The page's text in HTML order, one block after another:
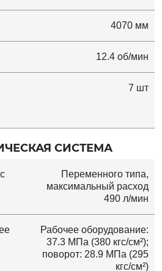
4070 мм
12.4 об/мин
7 шт
СИСТЕМА
Переменного типа,
максимальный расход
490 л/мин
Рабочее оборудование:
37.3 МПа (380 кгс/см²);
поворот: 28.9 МПа (295
кгс/см²)